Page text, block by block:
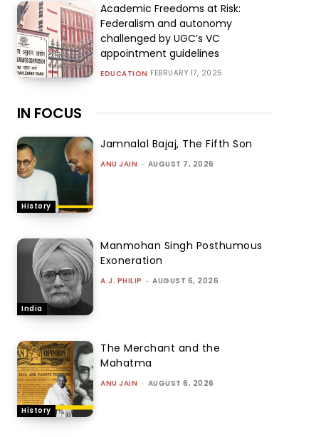
Academic Freedoms at Risk:
Federalism and autonomy
challenged by UGC’s VC
appointment guidelines
EDUCATION FEBRUARY 17, 2025
IN FOCUS
History
Jamnalal Bajaj, The Fifth Son
ANU JAIN - AUGUST 7, 2026
India
Manmohan Singh Posthumous
Exoneration
A.J. PHILIP - AUGUST 6, 2026
History
The Merchant and the
Mahatma
ANU JAIN - AUGUST 6, 2026